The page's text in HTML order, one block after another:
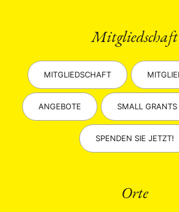
Mitgliedschaft
MITGLIEDSCHAFT
ANGEBOTE SMALL
SPENDEN SIE JETZT!
Orte